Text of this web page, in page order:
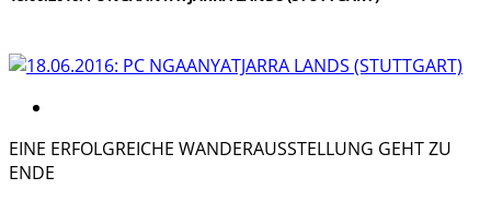
EINE ERFOLGREICHE WANDERAUSSTELLUNG GEHT ZU
ENDE